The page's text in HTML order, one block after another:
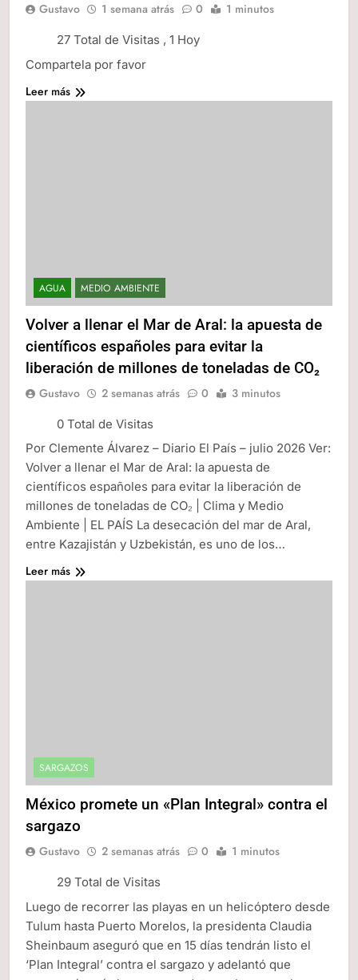
Gustavo 1 semana atrás 0 1 minutos
27 Total de Visitas , 1 Hoy
Compartela por favor
Leer más
AGUA MEDIO AMBIENTE
Volver a llenar el Mar de Aral: la apuesta de
científicos españoles para evitar la
liberación de millones de toneladas de CO₂
Gustavo 2 semanas atrás 0 3 minutos
0 Total de Visitas
Por Clemente Álvarez – Diario El País – julio 2026 Ver:
Volver a llenar el Mar de Aral: la apuesta de
científicos españoles para evitar la liberación de
millones de toneladas de CO₂ | Clima y Medio
Ambiente | EL PAÍS La desecación del mar de Aral,
entre Kazajistán y Uzbekistán, es uno de los…
Leer más
SARGAZOS
México promete un «Plan Integral» contra el
sargazo
Gustavo 2 semanas atrás 0 1 minutos
29 Total de Visitas
Luego de recorrer las playas en un helicóptero desde
Tulum hasta Puerto Morelos, la presidenta Claudia
Sheinbaum aseguró que en 15 días tendrán listo el
‘Plan Integral’ contra el sargazo y adelantó que